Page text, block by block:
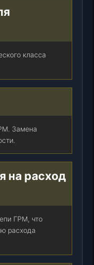
класса
Замена
на расход
ГРМ, что
расхода